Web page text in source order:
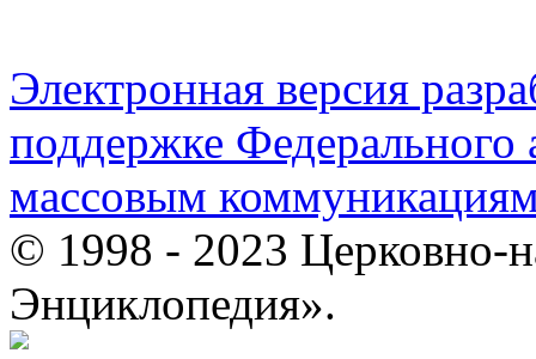
Электронная версия
поддержке Федерального
массовым
© 1998 - 2023 Церковно-
Энциклопедия».